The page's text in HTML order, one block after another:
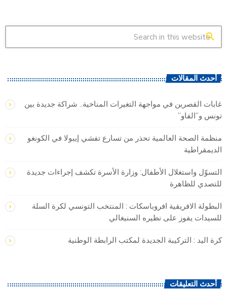
search
أحدث المقالات
غابات القصرين في مواجهة التغيرات المناخية.. شراكة جديدة بين
تونس و”الفاو”
منظمة الصحة العالمية تحذر من تسارع تفشي إيبولا في الكونغو
الديمقراطية
التسوّل واستغلال الأطفال: وزارة الأسرة تكشف إجراءات جديدة
للتصدي للظاهرة
البطولة الافريقية افروباسكات : المنتخب التونسي لكرة السلة
للسيدات يفوز على نظيره السنيغالي
كرة اليد : التركيبة الجديدة لمكتب الرابطة الوطنية
أحدث التعليقات